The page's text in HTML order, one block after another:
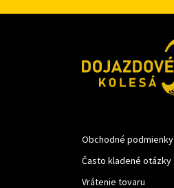
Obchodné podmienky
Často kladené otázky
Vrátenie tovaru